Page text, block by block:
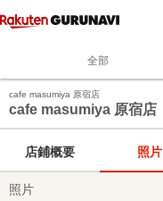
全部
cafe masumiya 原宿店
cafe masumiya 原宿店
店鋪概要 照片
照片